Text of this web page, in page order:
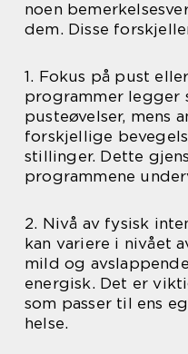
noen
dem. Disse
1. Fokus på pust
programmer legger
pusteøvelser, mens
forskjellige
stillinger. Dette
programmene
2. Nivå av fysisk
kan variere i nivået
mild og
energisk. Det er
som passer til ens
helse.